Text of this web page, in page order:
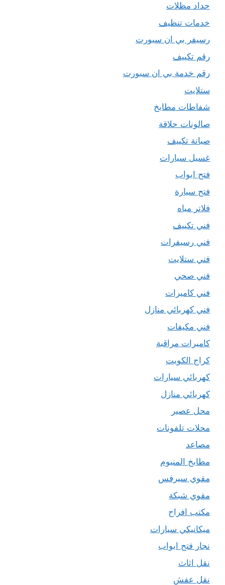
حداد مظلات
خدمات تنظيف
رسيفر بي ان سبورت
رقم تكييف
رقم خدمة بي ان سبورت
ستلايت
شفاطات مطابخ
صالونات حلاقة
صيانة تكييف
غسيل سيارات
فتح ابواب
فتح سيارة
فلاتر مياه
فني تكييف
فني رسيفرات
فني ستلايت
فني صحي
فني كاميرات
فني كهربائي منازل
فني مكيفات
كاميرات مراقبة
كراج الكويت
كهربائي سيارات
كهربائي منازل
محل عصير
محلات تلفونات
مصاعد
مطابخ المنيوم
مقوي سيرفس
مقوي شبكة
مكتب افراح
ميكانيكي سيارات
نجار فتح ابواب
نقل اثاث
نقل عفش